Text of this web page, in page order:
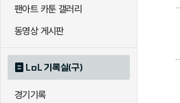
팬아트 카툰 갤러리
동영상 게시판
LoL 기록실(구)
경기기록